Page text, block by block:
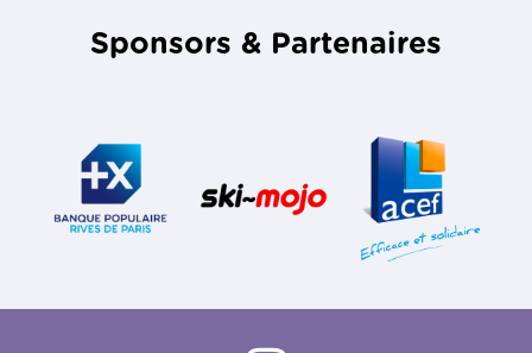
Sponsors & Partenaires